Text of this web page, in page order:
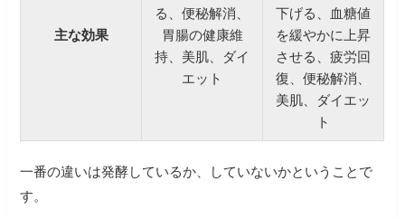
主な効果
る、便秘解消、
胃腸の健康維
持、美肌、ダイ
エット
下げる、血糖値
を緩やかに上昇
させる、疲労回
復、便秘解消、
美肌、ダイエッ
ト
一番の違いは発酵しているか、していないかということで
す。